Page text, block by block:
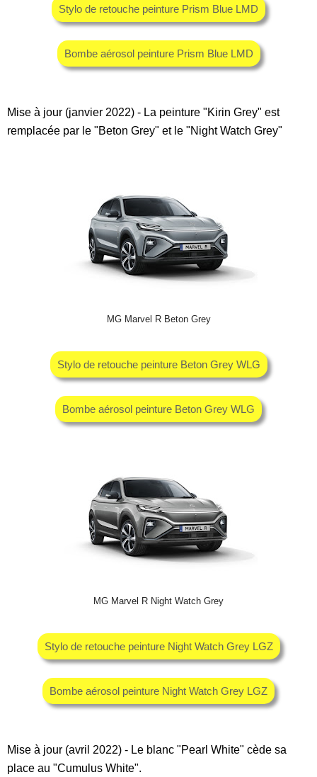
Stylo de retouche peinture Prism Blue LMD
Bombe aérosol peinture Prism Blue LMD
Mise à jour (janvier 2022) - La peinture "Kirin Grey" est
remplacée par le "Beton Grey" et le "Night Watch Grey"
MG Marvel R Beton Grey
Stylo de retouche peinture Beton Grey WLG
Bombe aérosol peinture Beton Grey WLG
MG Marvel R Night Watch Grey
Stylo de retouche peinture Night Watch Grey LGZ
Bombe aérosol peinture Night Watch Grey LGZ
Mise à jour (avril 2022) - Le blanc "Pearl White" cède sa
place au "Cumulus White".